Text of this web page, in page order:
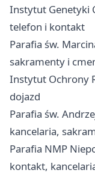
Instytut Genetyki
telefon i kontakt
Parafia św.
sakramenty i
Instytut Ochrony
dojazd
Parafia św.
kancelaria,
Parafia NMP
kontakt,